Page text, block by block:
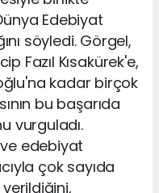
Edebiyat
söyledi. Görgel,
Fazıl Kısakürek'e,
kadar birçok
bu başarıda
vurguladı.
edebiyat
çok sayıda